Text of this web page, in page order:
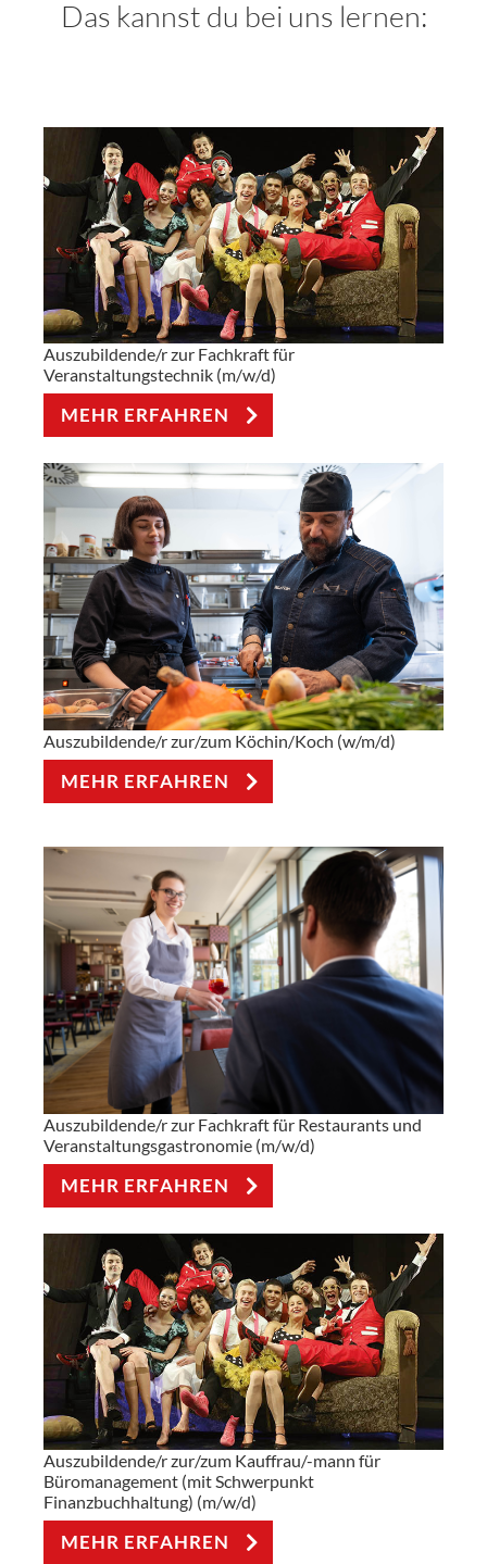
Partner
Das kannst du bei uns lernen:
Auszubildende/r zur Fachkraft für
Veranstaltungstechnik (m/w/d)
MEHR ERFAHREN
Auszubildende/r zur/zum Köchin/Koch (w/m/d)
MEHR ERFAHREN
Auszubildende/r zur Fachkraft für Restaurants und
Veranstaltungsgastronomie (m/w/d)
MEHR ERFAHREN
Auszubildende/r zur/zum Kauffrau/-mann für
Büromanagement (mit Schwerpunkt
Finanzbuchhaltung) (m/w/d)
MEHR ERFAHREN